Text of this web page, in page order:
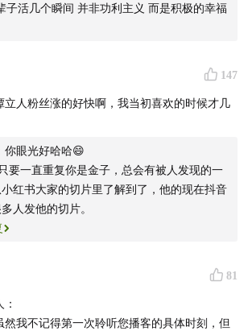
子活几个瞬间 并非功利主义 而是积极的幸福
147
立人粉丝涨的好快啊，我当初喜欢的时候才几
你眼光好哈哈😄
要一直重复你是金子，总会有被人发现的一
红书大家的切片里了解到了，他的现在抖音
人发他的切片。
81
然我不记得第一次聆听您播客的具体时刻，但